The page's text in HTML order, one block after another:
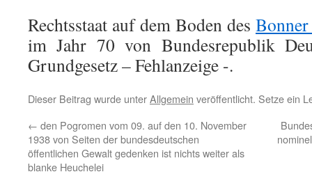
Rechtsstaat auf dem Boden des Bonner
im Jahr 70 von Bundesrepublik
Grundgesetz – Fehlanzeige -.
Dieser Beitrag wurde unterAllgemein veröffentlicht. Setze ein
← den Pogromen vom 09. auf den 10. November
1938 von Seiten der bundesdeutschen
öffentlichen Gewalt gedenken ist nichts weiter als
blanke Heuchelei